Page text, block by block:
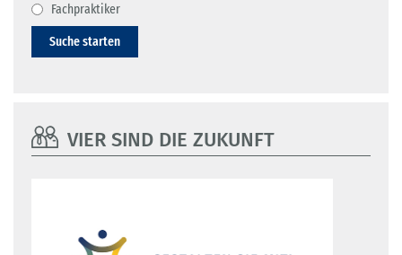
Fachpraktiker
Suche starten
VIER SIND DIE ZUKUNFT